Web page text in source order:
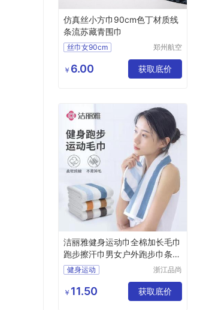
仿真丝小方巾90cm色丁材质线
条流苏藏青围巾
丝巾女90cm
腰果印花方巾
郑州航空
鑫日用百
货店
￥ 6.00 获取底价
洁丽雅健身运动巾全棉加长毛巾
跑步擦汗巾男女户外跑步巾条纹
面巾
健身运动
浙江品尚
公司
￥ 11.50 获取底价